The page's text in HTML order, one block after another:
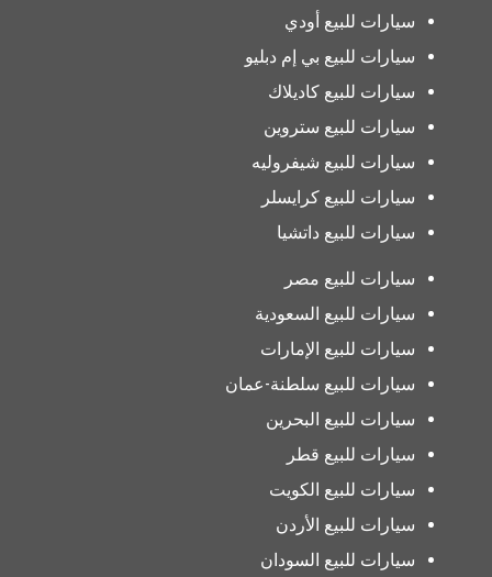
سيارات للبيع أودي
سيارات للبيع بي إم دبليو
سيارات للبيع كاديلاك
سيارات للبيع ستروين
سيارات للبيع شيفروليه
سيارات للبيع كرايسلر
سيارات للبيع داتشيا
سيارات للبيع مصر
سيارات للبيع السعودية
سيارات للبيع الإمارات
سيارات للبيع سلطنة-عمان
سيارات للبيع البحرين
سيارات للبيع قطر
سيارات للبيع الكويت
سيارات للبيع الأردن
سيارات للبيع السودان